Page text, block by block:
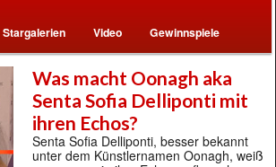
Stargalerien Video Gewinnspiele
Was macht Oonagh aka
Senta Sofia Delliponti mit
ihren Echos?
Senta Sofia Delliponti, besser bekannt
unter dem Künstlernamen Oonagh, weiß